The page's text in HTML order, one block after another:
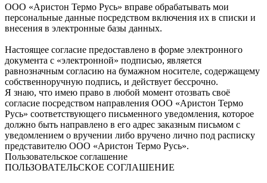
ООО «Аристон Термо Русь» вправе обрабатывать мои
персональные данные посредством включения их в списки и
внесения в электронные базы данных.
Настоящее согласие предоставлено в форме электронного
документа с «электронной» подписью, является
равнозначным согласию на бумажном носителе, содержащему
собственноручную подпись, и действует бессрочно.
Я знаю, что имею право в любой момент отозвать своё
согласие посредством направления ООО «Аристон Термо
Русь» соответствующего письменного уведомления, которое
должно быть направлено в его адрес заказным письмом с
уведомлением о вручении либо вручено лично под расписку
представителю ООО «Аристон Термо Русь».
Пользовательское соглашение
ПОЛЬЗОВАТЕЛЬСКОЕ СОГЛАШЕНИЕ